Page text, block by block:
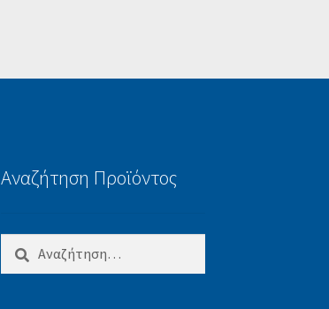
Αναζήτηση Προϊόντος
για: